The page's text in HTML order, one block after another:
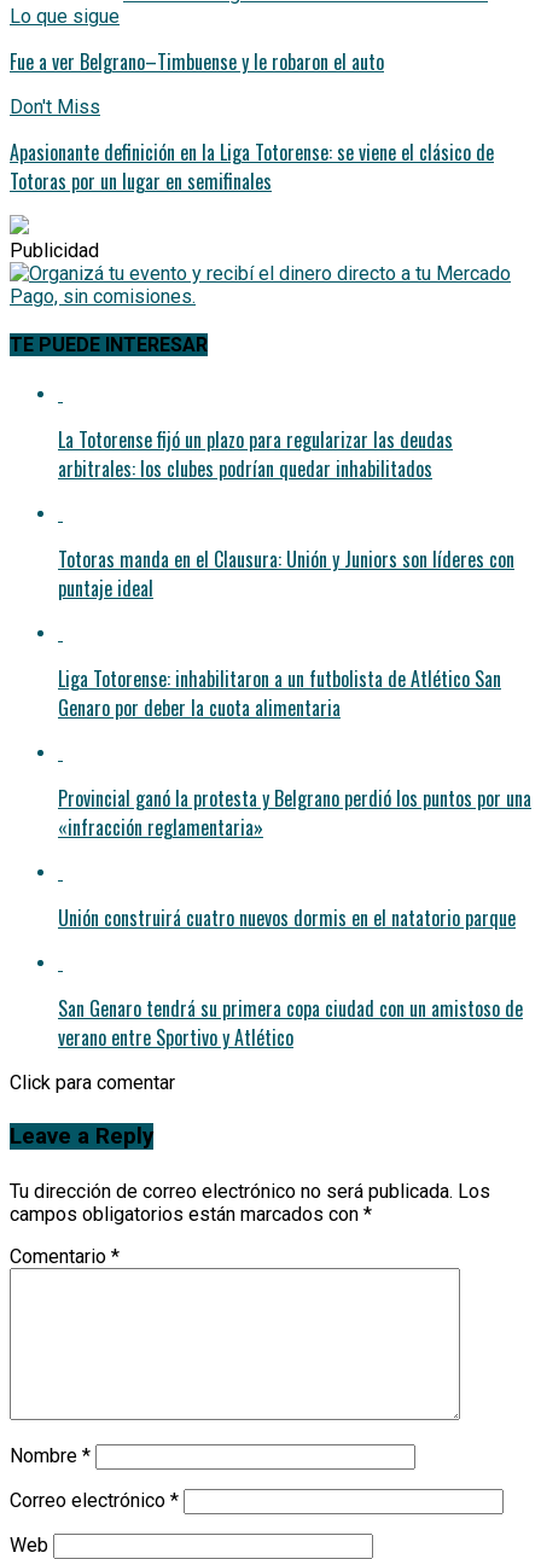
Lo que sigue
Fue a ver Belgrano–Timbuense y le robaron el auto
Don't Miss
Apasionante definición en la Liga Totorense: se viene el clásico de
Totoras por un lugar en semifinales
Publicidad
TE PUEDE INTERESAR
La Totorense fijó un plazo para regularizar las deudas
arbitrales: los clubes podrían quedar inhabilitados
Totoras manda en el Clausura: Unión y Juniors son líderes con
puntaje ideal
Liga Totorense: inhabilitaron a un futbolista de Atlético San
Genaro por deber la cuota alimentaria
Provincial ganó la protesta y Belgrano perdió los puntos por una
«infracción reglamentaria»
Unión construirá cuatro nuevos dormis en el natatorio parque
San Genaro tendrá su primera copa ciudad con un amistoso de
verano entre Sportivo y Atlético
Click para comentar
Leave a Reply
Tu dirección de correo electrónico no será publicada. Los
campos obligatorios están marcados con *
Comentario *
Nombre *
Correo electrónico *
Web